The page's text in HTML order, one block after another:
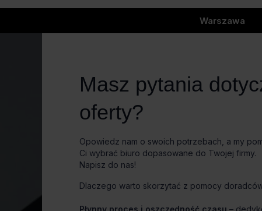
Warszawa
Masz pytania
oferty?
Opowiedz nam o swoich potrzebach, a my
Ci wybrać biuro dopasowane do Twojej firmy.
Napisz do nas!
Dlaczego warto skorzytać z pomocy
Płynny proces i oszczędność czasu –